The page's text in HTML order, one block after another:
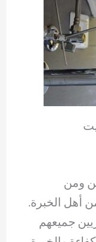
ومن
أهل الخبرة.
جميعهم